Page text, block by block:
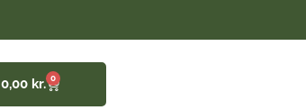
0,00 kr. 0